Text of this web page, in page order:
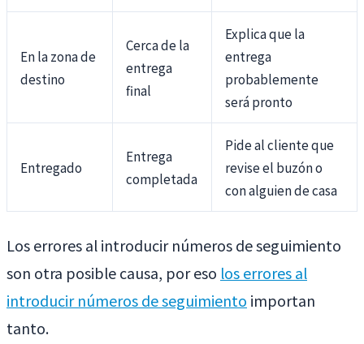
En la zona de
destino
Cerca de la
entrega
final
Explica que la
entrega
probablemente
será pronto
Entregado
Entrega
completada
Pide al cliente que
revise el buzón o
con alguien de casa
Los errores al introducir números de seguimiento
son otra posible causa, por eso los errores al
introducir números de seguimiento importan
tanto.